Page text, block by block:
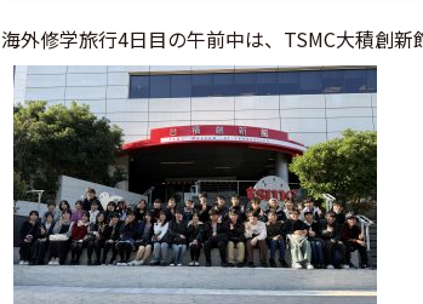
海外修学旅行4日目の午前中は、TSMC大積創新